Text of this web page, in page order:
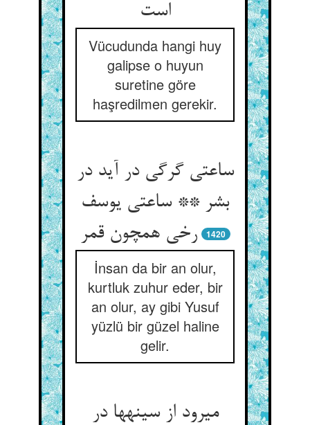
است‏
Vücudunda hangi huy
galipse o huyun
suretine göre
haşredilmen gerekir.
ساعتی گرگی در آید در
بشر ** ساعتی یوسف
رخی همچون قمر
1420
İnsan da bir an olur,
kurtluk zuhur eder, bir
an olur, ay gibi Yusuf
yüzlü bir güzel haline
gelir.
می‏رود از سینه‏ها در